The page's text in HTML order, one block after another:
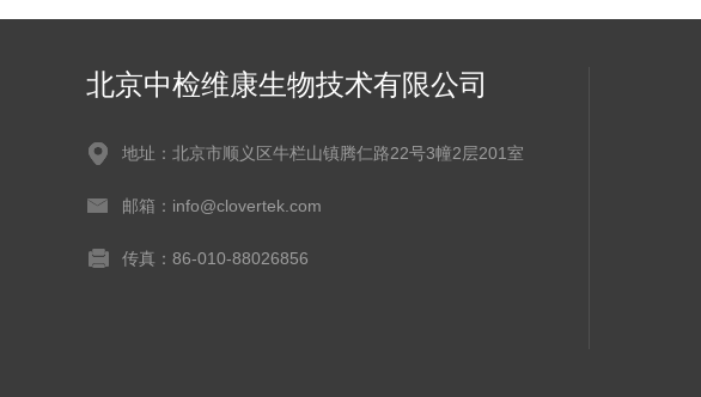
北京中检维康生物技术有限公司
地址：北京市顺义区牛栏山镇腾仁路22号3幢2层201室
邮箱：info@clovertek.com
传真：86-010-88026856